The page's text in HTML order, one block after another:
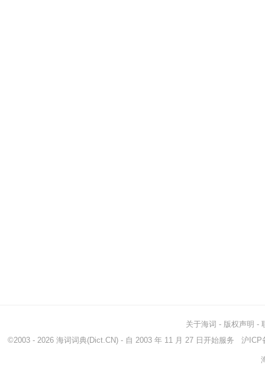
关于海词 - 版权声明 -
©2003 - 2026 海词词典(Dict.CN) - 自 2003 年 11 月 27 日开始服务 沪ICP